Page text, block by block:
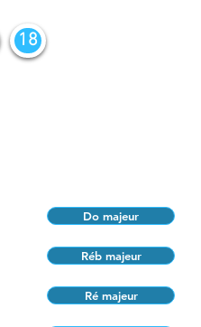
18
Do majeur
Réb majeur
Ré majeur